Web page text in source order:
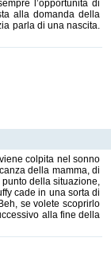
l’opportunità di
alla domanda della
parla di una nascita.
colpita nel sonno
della mamma, di
della situazione,
cade in una sorta di
se volete scoprirlo
alla fine della